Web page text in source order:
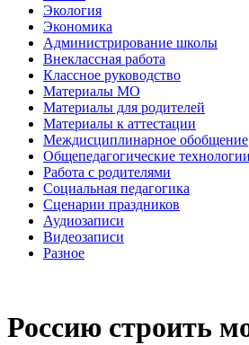
Экология
Экономика
Администрирование школы
Внеклассная работа
Классное руководство
Материалы МО
Материалы для родителей
Материалы к аттестации
Междисциплинарное обобщение
Общепедагогические технологии
Работа с родителями
Социальная педагогика
Сценарии праздников
Аудиозаписи
Видеозаписи
Разное
Россию строить